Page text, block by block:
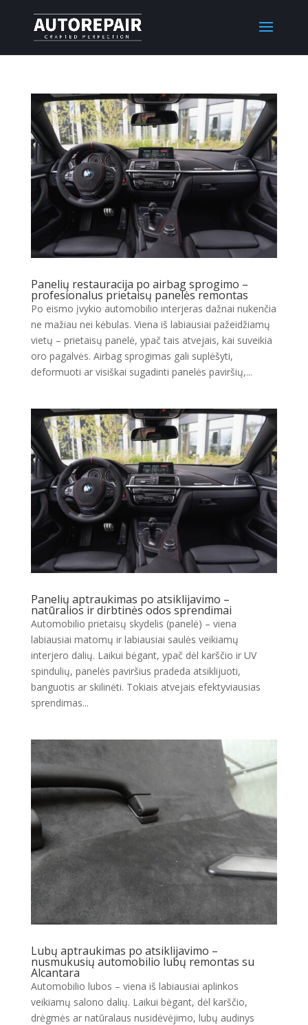
Panelių restauracija po airbag sprogimo –
profesionalus prietaisų panelės remontas
Po eismo įvykio automobilio interjeras dažnai nukenčia
ne mažiau nei kėbulas. Viena iš labiausiai pažeidžiamų
vietų – prietaisų panelė, ypač tais atvejais, kai suveikia
oro pagalvės. Airbag sprogimas gali suplėšyti,
deformuoti ar visiškai sugadinti panelės paviršių,...
Panelių aptraukimas po atsiklijavimo –
natūralios ir dirbtinės odos sprendimai
Automobilio prietaisų skydelis (panelė) – viena
labiausiai matomų ir labiausiai saulės veikiamų
interjero dalių. Laikui bėgant, ypač dėl karščio ir UV
spindulių, panelės paviršius pradeda atsiklijuoti,
banguotis ar skilinėti. Tokiais atvejais efektyviausias
sprendimas...
Lubų aptraukimas po atsiklijavimo –
nusmukusių automobilio lubų remontas su
Alcantara
Automobilio lubos – viena iš labiausiai aplinkos
veikiamų salono dalių. Laikui bėgant, dėl karščio,
drėgmės ar natūralaus nusidėvėjimo, lubų audinys